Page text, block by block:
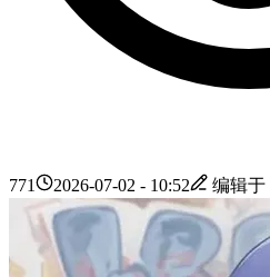
771 2026-07-02 - 10:52 编辑于